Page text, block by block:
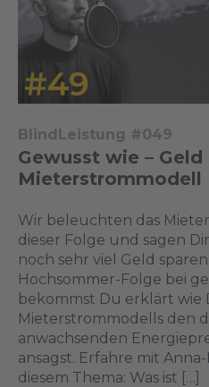
BlindLeistung #049
Gewusst wie –
Mieterstrommodell
Wir beleuchten das
dieser Folge und sagen
noch sehr viel Geld
Hochsommer-Folge bei
bekommst Du erklärt wie
Mieterstrommodells den
anwachsenden
ansagst. Erfahre mit
diesem Thema: Was ist […]